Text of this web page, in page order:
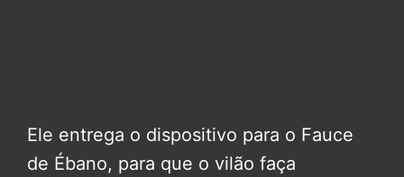
Ele entrega o dispositivo para o Fauce
de Ébano, para que o vilão faça